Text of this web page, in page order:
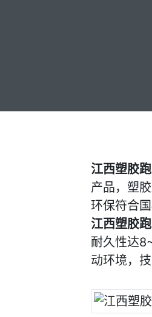
江西塑胶
产品，塑
环保符合
江西塑胶
耐久性达
动环境，